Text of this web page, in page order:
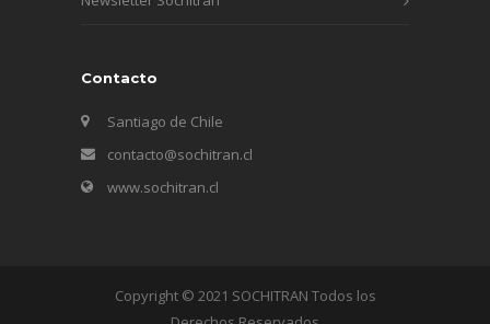
Contacto
Santiago de Chile
contacto@sochitran.cl
www.sochitran.cl
Copyright © 2021 SOCHITRAN Todos los